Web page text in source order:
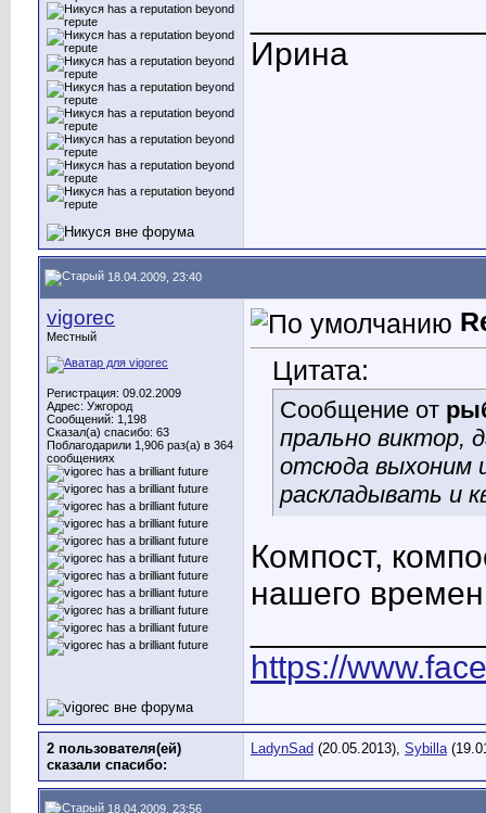
Ирина
18.04.2009, 23:40
vigorec
Местный
Регистрация: 09.02.2009
Адрес: Ужгород
Сообщений: 1,198
Сказал(а) спасибо: 63
Поблагодарили 1,906 раз(а) в 364
сообщениях
Цитата:
Сообщение от
прально виктор,
отсюда выхоним
раскладывать и
Компост,
нашего
https://
2 пользователя(ей)
сказали cпасибо:
LadynSad (20.05.2013), Sybilla
18.04.2009, 23:56